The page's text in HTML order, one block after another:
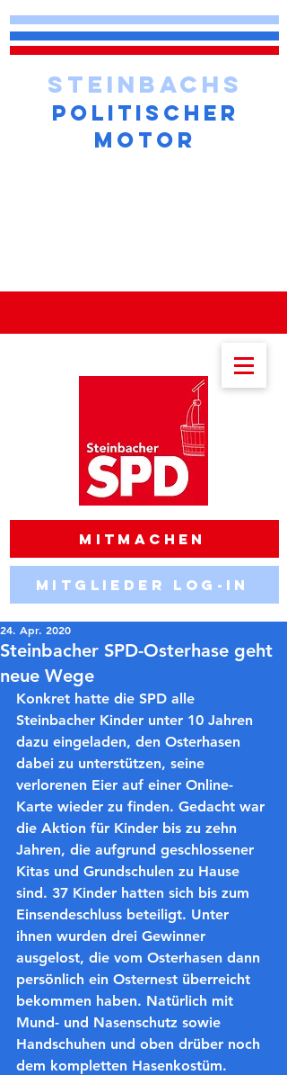
STEINBACHS
Mitglieder Log-in
POLITISCHER
MOTOR
Mitmachen
Steinbacher SPD-Osterhase geht
neue Wege
24. Apr. 2020
Konkret hatte die SPD alle
Steinbacher Kinder unter 10 Jahren
dazu eingeladen, den Osterhasen
dabei zu unterstützen, seine
verlorenen Eier auf einer Online-
Karte wieder zu finden. Gedacht war
die Aktion für Kinder bis zu zehn
Jahren, die aufgrund geschlossener
Kitas und Grundschulen zu Hause
sind. 37 Kinder hatten sich bis zum
Einsendeschluss beteiligt. Unter
ihnen wurden drei Gewinner
ausgelost, die vom Osterhasen dann
persönlich ein Osternest überreicht
bekommen haben. Natürlich mit
Mund- und Nasenschutz sowie
Handschuhen und oben drüber noch
dem kompletten Hasenkostüm.